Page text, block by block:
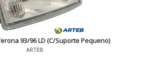
93/96 LD (C/Suporte Pequeno)
ARTEB